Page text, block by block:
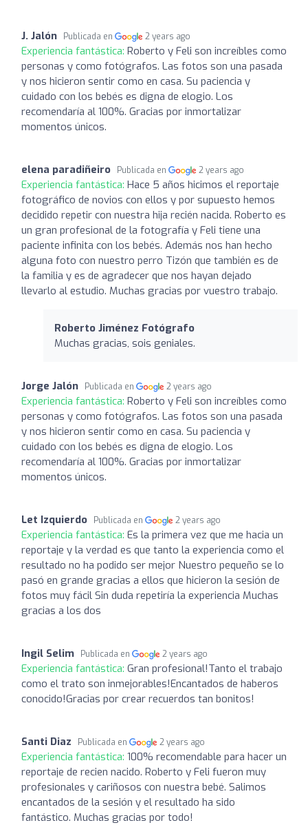
J. Jalón Publicada en 2 years ago
Experiencia fantástica: Roberto y Feli son increíbles como
personas y como fotógrafos. Las fotos son una pasada
y nos hicieron sentir como en casa. Su paciencia y
cuidado con los bebés es digna de elogio. Los
recomendaría al 100%. Gracias por inmortalizar
momentos únicos.
elena paradiñeiro Publicada en 2 years ago
Experiencia fantástica: Hace 5 años hicimos el reportaje
fotográfico de novios con ellos y por supuesto hemos
decidido repetir con nuestra hija recién nacida. Roberto es
un gran profesional de la fotografía y Feli tiene una
paciente infinita con los bebés. Además nos han hecho
alguna foto con nuestro perro Tizón que también es de
la familia y es de agradecer que nos hayan dejado
llevarlo al estudio. Muchas gracias por vuestro trabajo.
Roberto Jiménez Fotógrafo
Muchas gracias, sois geniales.
Jorge Jalón Publicada en 2 years ago
Experiencia fantástica: Roberto y Feli son increíbles como
personas y como fotógrafos. Las fotos son una pasada
y nos hicieron sentir como en casa. Su paciencia y
cuidado con los bebés es digna de elogio. Los
recomendaría al 100%. Gracias por inmortalizar
momentos únicos.
Let Izquierdo Publicada en 2 years ago
Experiencia fantástica: Es la primera vez que me hacia un
reportaje y la verdad es que tanto la experiencia como el
resultado no ha podido ser mejor Nuestro pequeño se lo
pasó en grande gracias a ellos que hicieron la sesión de
fotos muy fácil Sin duda repetiría la experiencia Muchas
gracias a los dos
Ingil Selim Publicada en 2 years ago
Experiencia fantástica: Gran profesional!Tanto el trabajo
como el trato son inmejorables!Encantados de haberos
conocido!Gracias por crear recuerdos tan bonitos!
Santi Diaz Publicada en 2 years ago
Experiencia fantástica: 100% recomendable para hacer un
reportaje de recien nacido. Roberto y Feli fueron muy
profesionales y cariñosos con nuestra bebé. Salimos
encantados de la sesión y el resultado ha sido
fantástico. Muchas gracias por todo!